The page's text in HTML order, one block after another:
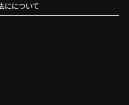
にについて